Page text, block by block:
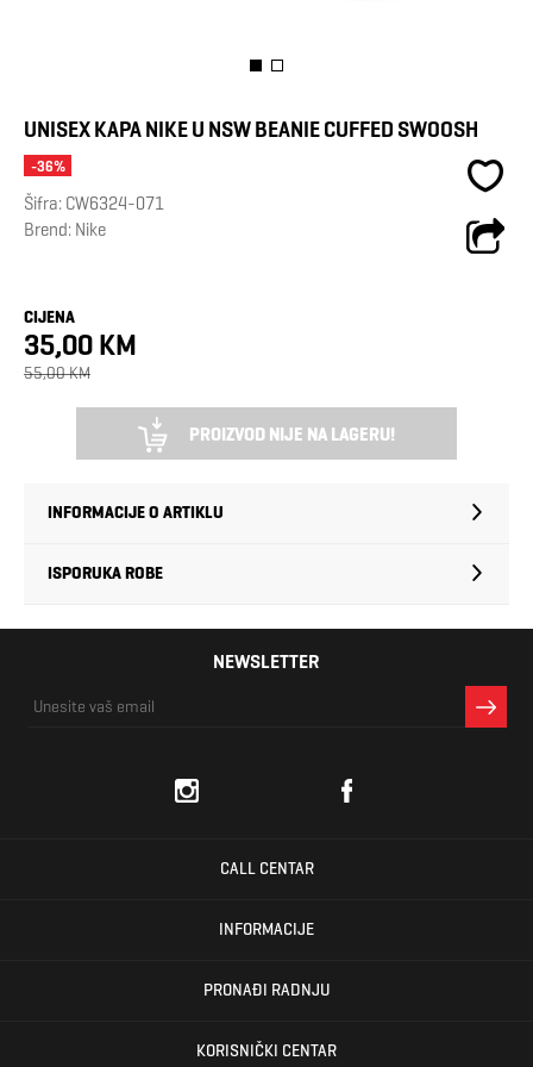
UNISEX KAPA NIKE U NSW BEANIE CUFFED SWOOSH
-36%
Šifra: CW6324-071
Brend: Nike
CIJENA
35,00 KM
55,00 KM
PROIZVOD NIJE NA LAGERU!
INFORMACIJE O ARTIKLU
ISPORUKA ROBE
NEWSLETTER
CALL CENTAR
INFORMACIJE
PRONAĐI RADNJU
KORISNIČKI CENTAR